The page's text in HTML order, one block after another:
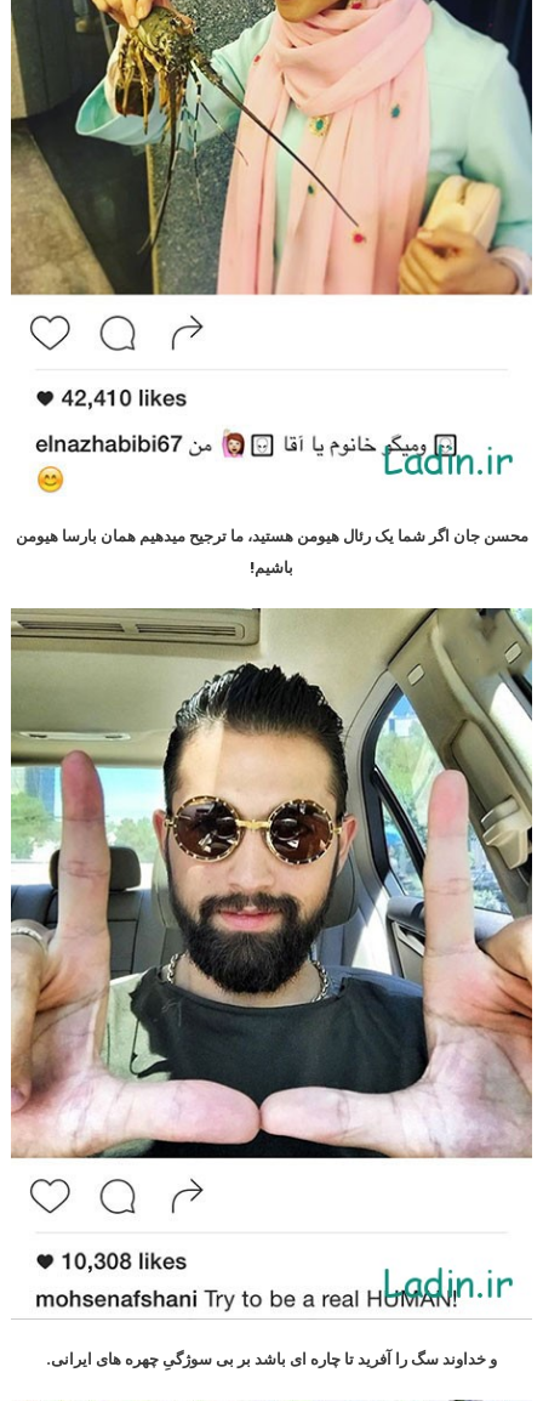
محسن جان اگر شما یک رئال هیومن هستید، ما ترجیح میدهیم همان بارسا هیومن
باشیم!
و خداوند سگ را آفرید تا چاره ای باشد بر بی سوژگیِ چهره های ایرانی.